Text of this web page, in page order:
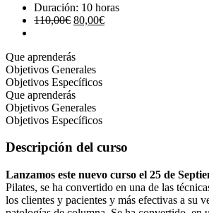
original
era:
actual
es:
Duración: 10 horas
110,00€ El
era:
110,00€.
80,00€El
Que aprenderás
Objetivos Generales
Objetivos Específicos
Que aprenderás
Objetivos Generales
Objetivos Específicos
Descripción del curso
Lanzamos este nuevo curso el 25 de
Pilates, se ha convertido en una de las
los clientes y pacientes y más efectivas a su